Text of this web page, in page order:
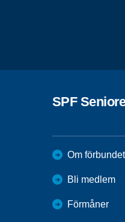
SPF
Om förbundet
Bli medlem
Förmåner